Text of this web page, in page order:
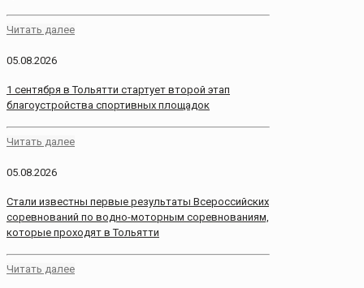
Читать далее
05.08.2026
1 сентября в Тольятти стартует второй этап
благоустройства спортивных площадок
Читать далее
05.08.2026
Стали известны первые результаты Всероссийских
соревнований по водно-моторным соревнованиям,
которые проходят в Тольятти
Читать далее